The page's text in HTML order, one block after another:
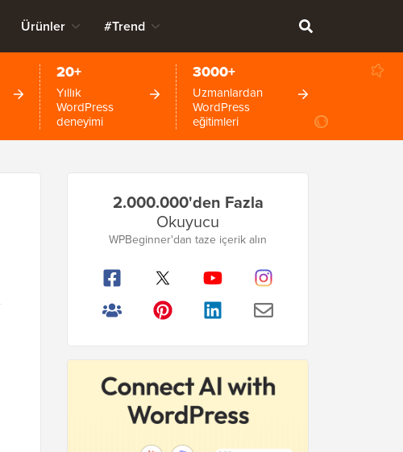
Ürünler #Trend
20+
Yıllık
WordPress
deneyimi
3000+
Uzmanlardan
WordPress
eğitimleri
Kenar
Çubuğu
2.000.000'den Fazla
Okuyucu
WPBeginner'dan taze içerik alın